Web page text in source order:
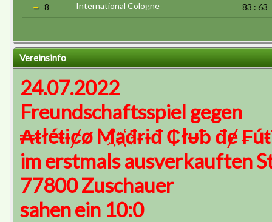
8
International Cologne 83 : 63
Vereinsinfo
24.07.2022
Freundschaftsspiel gegen
₳ŧłéŧɨȼø M҉a҉đɍɨđ ₵łᵾƀ đɇ
im erstmals ausverkauften
77800 Zuschauer
sahen ein 10:0